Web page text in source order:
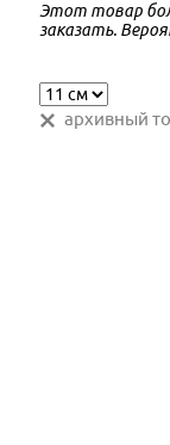
Этот товар
заказать.
архивный